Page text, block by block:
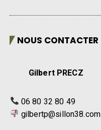
NOUS CONTACTER
Gilbert PRECZ
06 80 32 80 49
gilbertp@sillon38.com